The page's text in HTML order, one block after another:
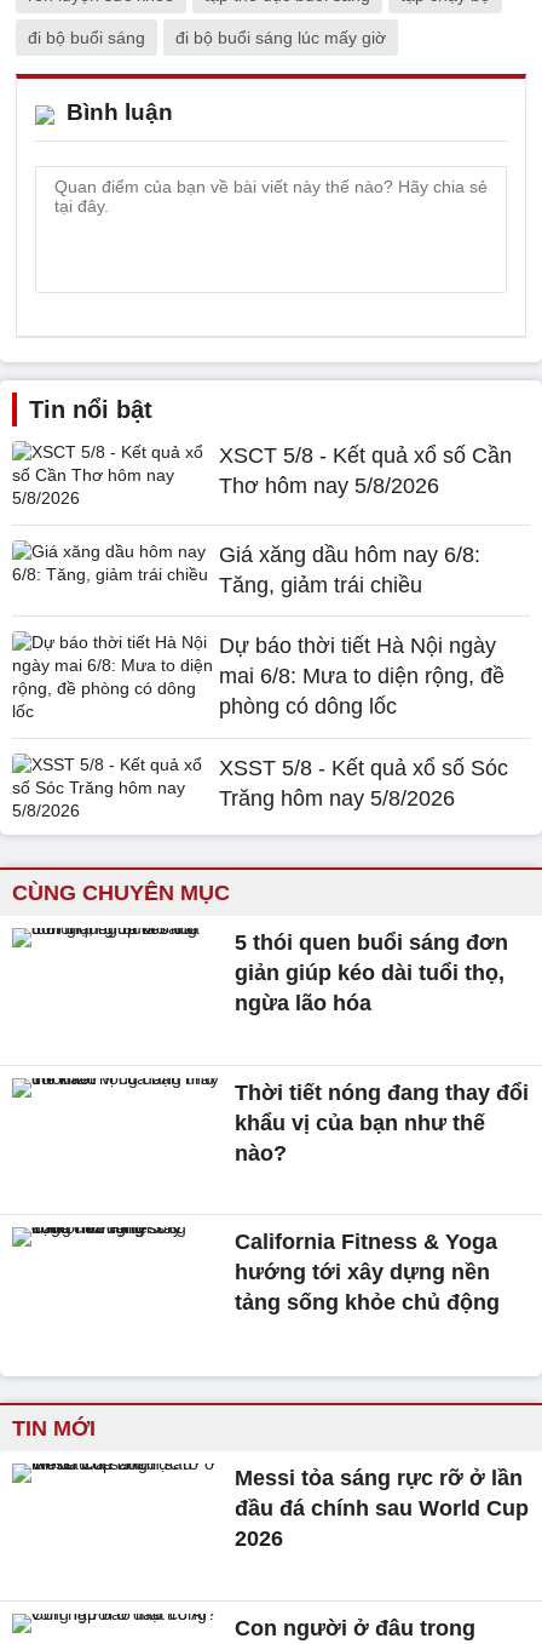
đi bộ buổi sáng đi bộ buổi sáng lúc mấy giờ
Bình luận
Tin nổi bật
XSCT 5/8 - Kết quả xổ số Cần
Thơ hôm nay 5/8/2026
Giá xăng dầu hôm nay 6/8:
Tăng, giảm trái chiều
Dự báo thời tiết Hà Nội ngày
mai 6/8: Mưa to diện rộng, đề
phòng có dông lốc
XSST 5/8 - Kết quả xổ số Sóc
Trăng hôm nay 5/8/2026
CÙNG CHUYÊN MỤC
5 thói quen buổi sáng đơn
giản giúp kéo dài tuổi thọ,
ngừa lão hóa
Thời tiết nóng đang thay đổi
khẩu vị của bạn như thế
nào?
California Fitness & Yoga
hướng tới xây dựng nền
tảng sống khỏe chủ động
TIN MỚI
Messi tỏa sáng rực rỡ ở lần
đầu đá chính sau World Cup
2026
Con người ở đâu trong